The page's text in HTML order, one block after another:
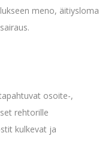
meno, äitiysloma
osoite-,
rehtorille
kulkevat ja